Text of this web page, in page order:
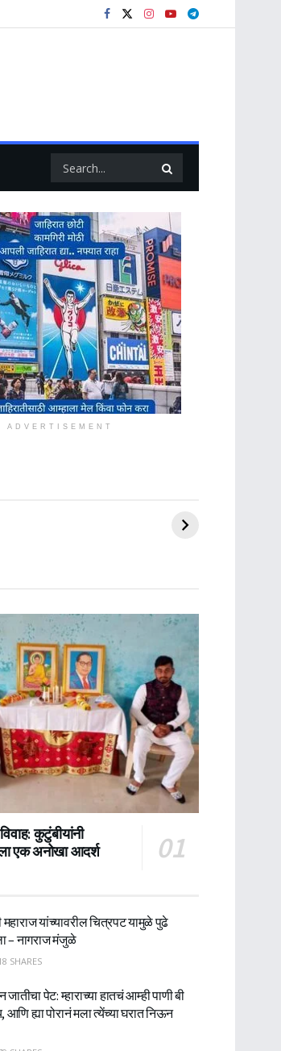
ADVERTISEMENT
कुटुंबीयांनी
एक अनोखा आदर्श
महाराज यांच्यावरील चित्रपट यामुळे पुढे
– नागराज मंजुळे
SHARES
पेट: म्हाराच्या हातचं आम्ही पाणी बी
आणि ह्या पोरानं मला त्येंच्या घरात निऊन